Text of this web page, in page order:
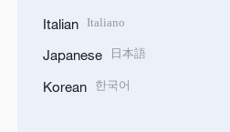
Italian Italiano
Japanese 日本語
Korean 한국어